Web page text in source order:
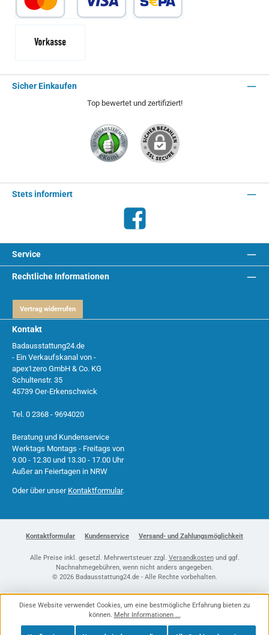
Sicher Einkaufen
Top bewertet und zertifiziert!
Stets informiert
Facebook
Kontakt
Badausstattung24.de
- Ein Verkaufskanal von -
apex1zero GmbH & Co. KG
Schultenstr. 35
45739 Oer-Erkenschwick
Tel. 0 2368 - 9694020
Beratung und Kundenservice
Werktags Montags - Freitags von
9.00 - 12.30 und 13.30 - 17.00 Uhr
Außer an Feiertagen in NRW
Oder über unser Kontaktformular.
Service
Rechtliche Informationen
Vertrag widerrufen
Kontaktformular Kundenservice Versand- und Zahlungsmöglichkeit
Alle Preise inkl. gesetzl. Mehrwertsteuer zzgl. Versandkostenund ggf.
Nachnahmegebühren, wenn nicht anders angegeben.
© 2026 Badausstattung24.de - Alle Rechte vorbehalten.
Diese Website verwendet Cookies, um eine bestmögliche Erfahrung bieten zu
können. Mehr Informationen ...